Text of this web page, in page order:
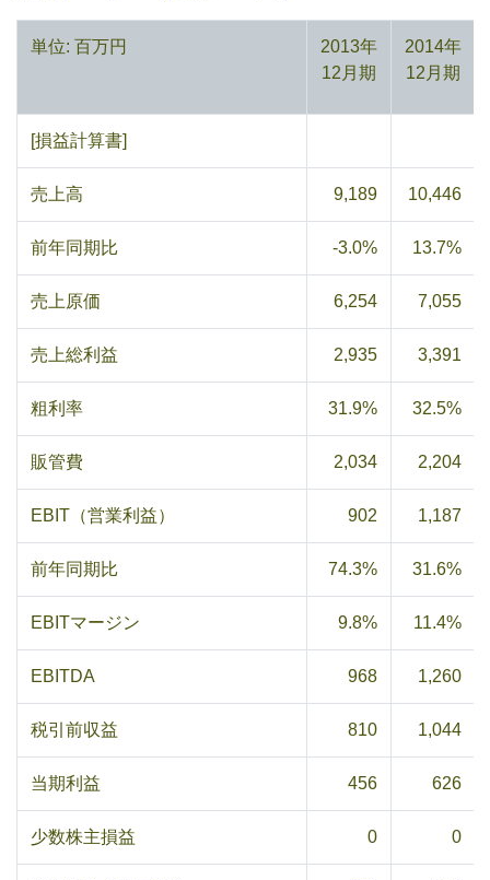
単位: 百万円
2013年
12月期
2014年
12月期
[損益計算書]
売上高 9,189 10,446
前年同期比 -3.0% 13.7%
売上原価 6,254 7,055
売上総利益 2,935 3,391
粗利率 31.9% 32.5%
販管費 2,034 2,204
EBIT（営業利益） 902 1,187
前年同期比 74.3% 31.6%
EBITマージン 9.8% 11.4%
EBITDA 968 1,260
税引前収益 810 1,044
当期利益 456 626
少数株主損益 0 0